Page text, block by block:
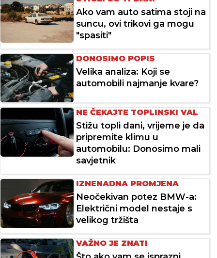
Ako vam auto satima stoji na
suncu, ovi trikovi ga mogu
"spasiti"
DONOSIMO POPIS
Velika analiza: Koji se
automobili najmanje kvare?
NE ČEKAJTE TOPLINSKI VAL
Stižu topli dani, vrijeme je da
pripremite klimu u
automobilu: Donosimo mali
savjetnik
IZNENADNA PROMJENA
Neočekivan potez BMW-a:
Električni model nestaje s
velikog tržišta
VAŽNO JE ZNATI